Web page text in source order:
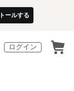
ールする
ログイン